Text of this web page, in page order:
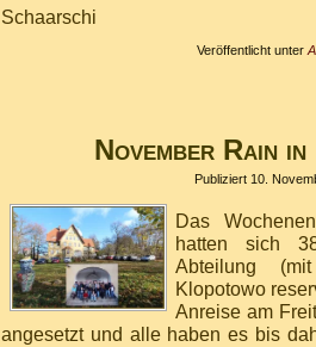
Schaarschi
Veröffentlicht unter
November Rain
Publiziert 10.
Das
hatten sich
Abteilung
Klopotowo
Anreise am
angesetzt und alle haben es bis